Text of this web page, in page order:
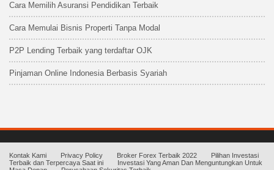
Cara Memilih Asuransi Pendidikan Terbaik
Cara Memulai Bisnis Properti Tanpa Modal
P2P Lending Terbaik yang terdaftar OJK
Pinjaman Online Indonesia Berbasis Syariah
Kontak Kami Privacy Policy Broker Forex Terbaik 2022
Pilihan Investasi
Terbaik dan Terpercaya Saat ini
Investasi Yang Aman Dan Menguntungkan Untuk